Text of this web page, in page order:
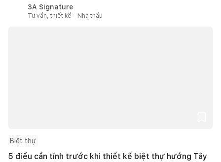
3A Signature
Tư vấn, thiết kế - Nhà thầu
Biệt thự
5 điều cần tính trước khi thiết kế biệt thự hướng Tây